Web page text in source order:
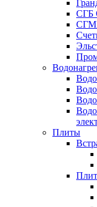
СГБ
Плиты